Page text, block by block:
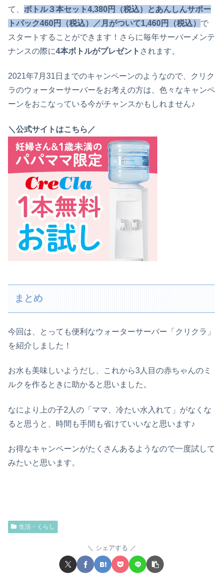
て、 ボトル３本セット4,380円（税込）とあんしんサポー
トパック460円（税込）／月がついて1,460円（税込） で
スタートすることができます！さらに毎年サーバーメンテ
ナンスの際に4本ボトルがプレゼント されます。
2021年7月31日までのキャンペーンのようなので、クリク
ラのウォーターサーバーをお考えの方は、色々なキャンペ
ーンをおこなっている今がチャンスかもしれません♪
＼公式サイトはこちら／
まとめ
今回は とっても便利なウォーターサーバー 「 クリクラ」
を紹介しました！
お水も美味しいようだし、これから3人目の赤ちゃんのミ
ルクを作るときに助かると思いました。
なにより上の子2人の「ママ、冷たい水入れて」がなくな
ると思うと、時間も手間も省けていいなと思います♪
お得なキャンペーンがたくさんあるようなので一度試して
みたいと思います。
生活・くらし
シェアする